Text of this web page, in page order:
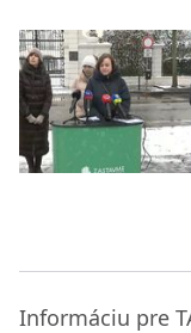
Informáciu pre